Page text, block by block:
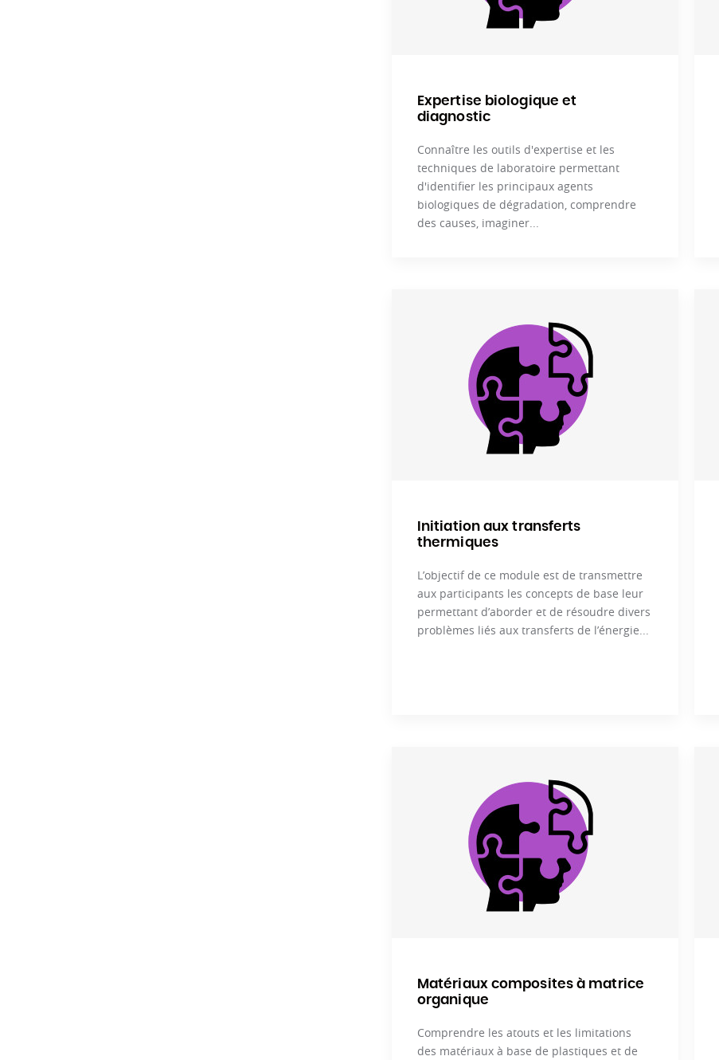
Expertise biologique et
diagnostic
Connaître les outils d'expertise et les
techniques de laboratoire permettant
d'identifier les principaux agents
biologiques de dégradation, comprendre
des causes, imaginer...
Initiation aux transferts
thermiques
L’objectif de ce module est de transmettre
aux participants les concepts de base leur
permettant d’aborder et de résoudre divers
problèmes liés aux transferts de l’énergie...
Matériaux composites à matrice
organique
Comprendre les atouts et les limitations
des matériaux à base de plastiques et de